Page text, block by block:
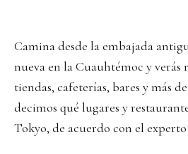
Camina desde la embajada
nueva en la Cuauhtémoc y verás
tiendas, cafeterías, bares y más
decimos qué lugares y
Tokyo, de acuerdo con el